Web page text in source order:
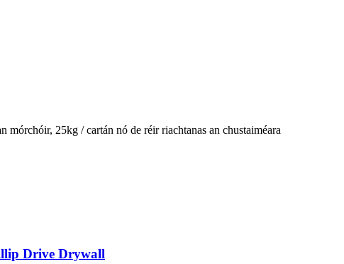
mórchóir, 25kg / cartán nó de réir riachtanas an chustaiméara
Drive Drywall